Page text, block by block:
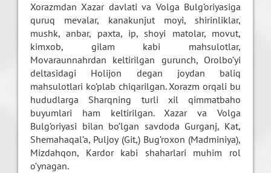
Xorazmdan Xazar davlati va Volga Bulg’oriyasiga
quruq mevalar, kanakunjut moyi, shirinliklar,
mushk, anbar, paxta, ip, shoyi matolar, movut,
kimxob, gilam kabi mahsulotlar,
Movaraunnahrdan keltirilgan gurunch, Orolbo’yi
deltasidagi Holijon degan joydan baliq
mahsulotlari ko’plab chiqarilgan. Xorazm orqali bu
hududlarga Sharqning turli xil qimmatbaho
buyumlari ham keltirilgan. Xazar va Volga
Bulg’oriyasi bilan bo’lgan savdoda Gurganj, Kat,
Shemahaqal’a, Puljoy (Git,) Bug’roxon (Madminiya),
Mizdahqon, Kardor kabi shaharlari muhim rol
o’ynagan.